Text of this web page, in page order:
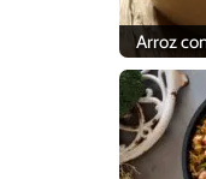
Arroz